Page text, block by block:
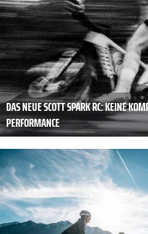
DAS NEUE SCOTT SPARK RC: KEINE
PERFORMANCE